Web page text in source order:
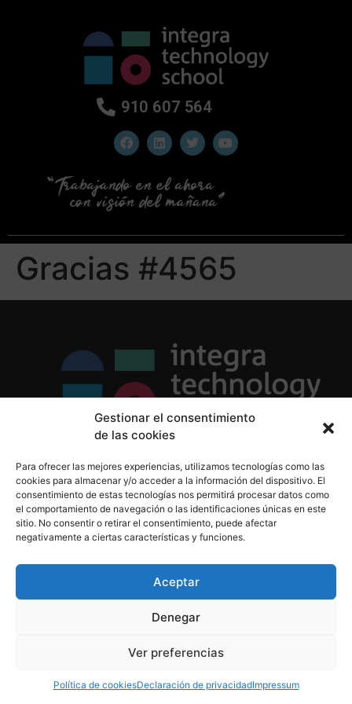
Gestionar el consentimiento
de las cookies
Para ofrecer las mejores experiencias, utilizamos tecnologías como las
cookies para almacenar y/o acceder a la información del dispositivo. El
consentimiento de estas tecnologías nos permitirá procesar datos como
el comportamiento de navegación o las identificaciones únicas en este
sitio. No consentir o retirar el consentimiento, puede afectar
negativamente a ciertas características y funciones.
Aceptar
Denegar
Ver preferencias
Política de cookiesDeclaración de privacidadImpressum
910 607 564
Gracias #4565
Política de Cookies
Aviso Legal
910 607 564
derechos reservados